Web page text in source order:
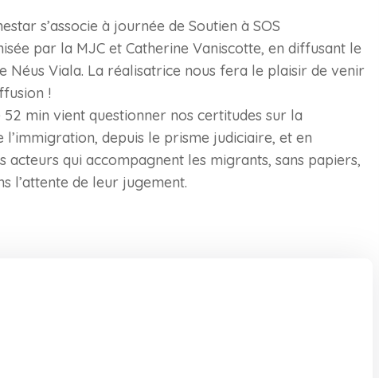
s’associe à journée de Soutien à SOS
par la MJC et Catherine Vaniscotte, en diffusant le
Néus Viala. La réalisatrice nous fera le plaisir de venir
!
min vient questionner nos certitudes sur la
depuis le prisme judiciaire, et en
acteurs qui accompagnent les migrants, sans papiers,
l’attente de leur jugement.